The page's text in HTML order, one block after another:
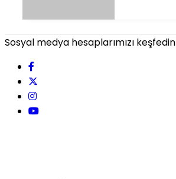
Sosyal medya hesaplarımızı keşfedin